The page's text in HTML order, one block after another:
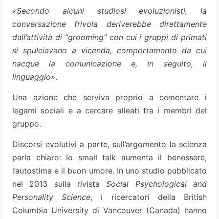
«Secondo alcuni studiosi evoluzionisti, la
conversazione frivola deriverebbe direttamente
dall’attività di “grooming” con cui i gruppi di primati
si spulciavano a vicenda, comportamento da cui
nacque la comunicazione e, in seguito, il
linguaggio».
Una azione che serviva proprio a cementare i
legami sociali e a cercare alleati tra i membri del
gruppo.
Discorsi evolutivi a parte, sull’argomento la scienza
parla chiaro: lo small talk aumenta il benessere,
l’autostima e il buon umore. In uno studio pubblicato
nel 2013 sulla rivistaSocial Psychological and
Personality Science, i ricercatori della British
Columbia University di Vancouver (Canada) hanno